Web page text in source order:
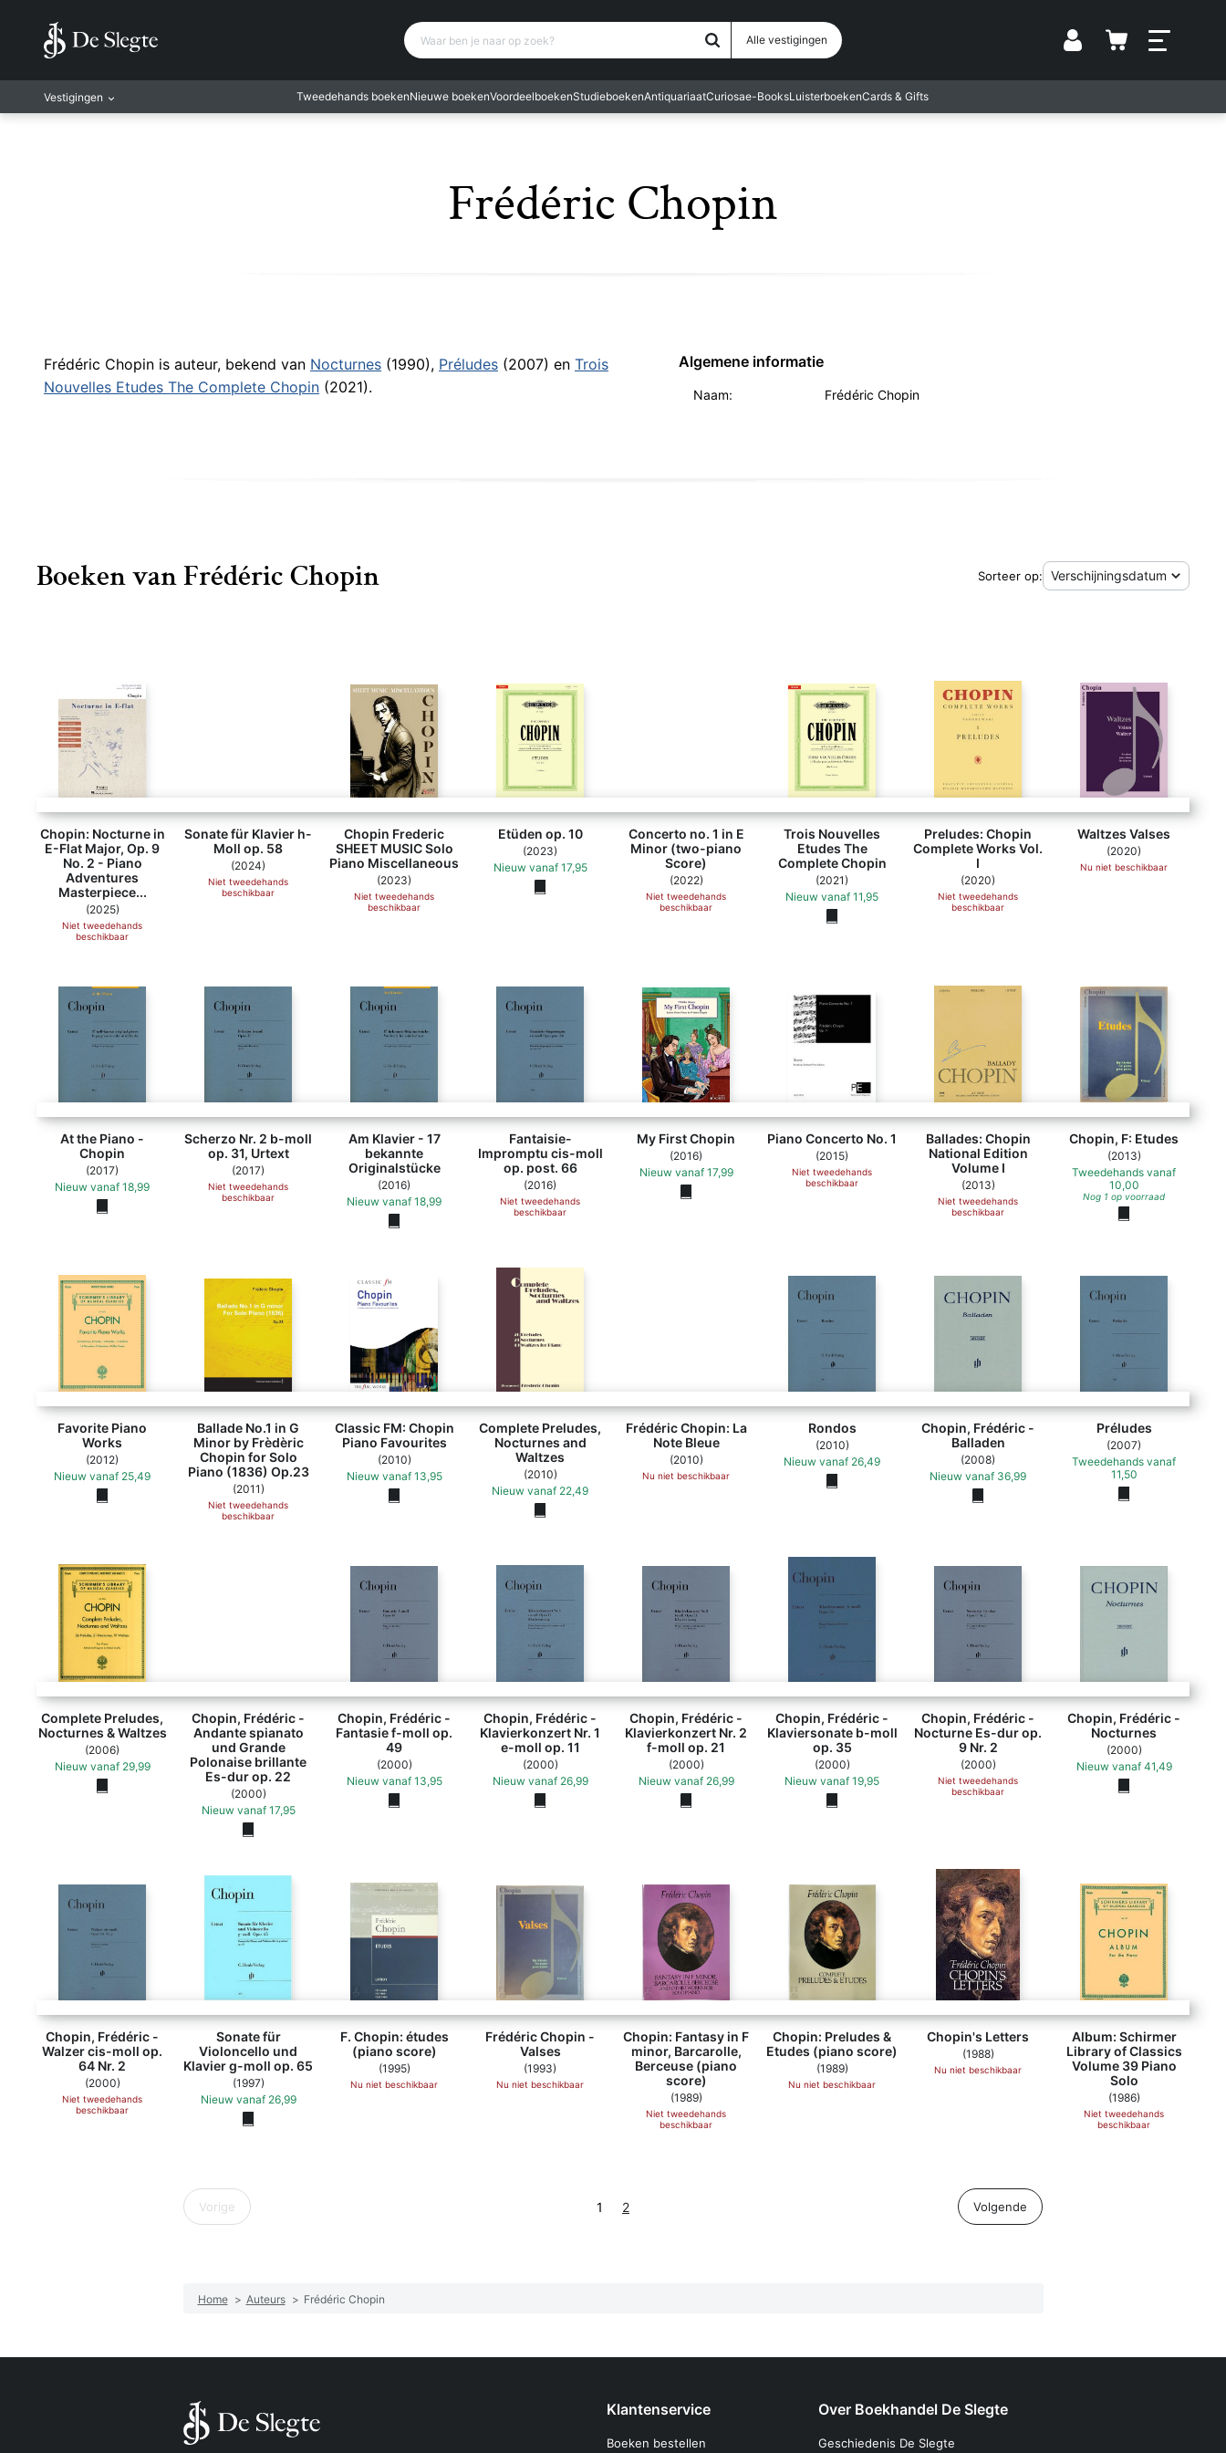
Alle vestigingen Vestiging
Waar ben je naar op zoek?
Tweedehands boekenNieuwe boekenVoordeelboekenStudieboekenAntiquariaatCuriosae-BooksLuisterboekenCards & Gifts
Vestigingen
Frédéric Chopin
Frédéric Chopin is auteur, bekend van Nocturnes (1990), Préludes (2007) en Trois
Nouvelles Etudes The Complete Chopin (2021).
Algemene informatie
Naam: Frédéric Chopin
Boeken van Frédéric Chopin Sorteer op:
Chopin: Nocturne in
E-Flat Major, Op. 9
No. 2 - Piano
Adventures
Masterpiece...
(2025)
Niet tweedehands
beschikbaar
Sonate für Klavier h-
Moll op. 58
(2024)
Niet tweedehands
beschikbaar
Chopin Frederic
SHEET MUSIC Solo
Piano Miscellaneous
(2023)
Niet tweedehands
beschikbaar
Etüden op. 10
(2023)
Nieuw vanaf 17,95
Concerto no. 1 in E
Minor (two-piano
Score)
(2022)
Niet tweedehands
beschikbaar
Trois Nouvelles
Etudes The
Complete Chopin
(2021)
Nieuw vanaf 11,95
Preludes: Chopin
Complete Works Vol.
I
(2020)
Niet tweedehands
beschikbaar
Waltzes Valses
(2020)
Nu niet beschikbaar
At the Piano -
Chopin
(2017)
Nieuw vanaf 18,99
Scherzo Nr. 2 b-moll
op. 31, Urtext
(2017)
Niet tweedehands
beschikbaar
Am Klavier - 17
bekannte
Originalstücke
(2016)
Nieuw vanaf 18,99
Fantaisie-
Impromptu cis-moll
op. post. 66
(2016)
Niet tweedehands
beschikbaar
My First Chopin
(2016)
Nieuw vanaf 17,99
Piano Concerto No. 1
(2015)
Niet tweedehands
beschikbaar
Ballades: Chopin
National Edition
Volume I
(2013)
Niet tweedehands
beschikbaar
Chopin, F: Etudes
(2013)
Tweedehands vanaf
10,00
Nog 1 op voorraad
Favorite Piano
Works
(2012)
Nieuw vanaf 25,49
Ballade No.1 in G
Minor by Frèdèric
Chopin for Solo
Piano (1836) Op.23
(2011)
Niet tweedehands
beschikbaar
Classic FM: Chopin
Piano Favourites
(2010)
Nieuw vanaf 13,95
Complete Preludes,
Nocturnes and
Waltzes
(2010)
Nieuw vanaf 22,49
Frédéric Chopin: La
Note Bleue
(2010)
Nu niet beschikbaar
Rondos
(2010)
Nieuw vanaf 26,49
Chopin, Frédéric -
Balladen
(2008)
Nieuw vanaf 36,99
Préludes
(2007)
Tweedehands vanaf
11,50
Complete Preludes,
Nocturnes & Waltzes
(2006)
Nieuw vanaf 29,99
Chopin, Frédéric -
Andante spianato
und Grande
Polonaise brillante
Es-dur op. 22
(2000)
Nieuw vanaf 17,95
Chopin, Frédéric -
Fantasie f-moll op.
49
(2000)
Nieuw vanaf 13,95
Chopin, Frédéric -
Klavierkonzert Nr. 1
e-moll op. 11
(2000)
Nieuw vanaf 26,99
Chopin, Frédéric -
Klavierkonzert Nr. 2
f-moll op. 21
(2000)
Nieuw vanaf 26,99
Chopin, Frédéric -
Klaviersonate b-moll
op. 35
(2000)
Nieuw vanaf 19,95
Chopin, Frédéric -
Nocturne Es-dur op.
9 Nr. 2
(2000)
Niet tweedehands
beschikbaar
Chopin, Frédéric -
Nocturnes
(2000)
Nieuw vanaf 41,49
Chopin, Frédéric -
Walzer cis-moll op.
64 Nr. 2
(2000)
Niet tweedehands
beschikbaar
Sonate für
Violoncello und
Klavier g-moll op. 65
(1997)
Nieuw vanaf 26,99
F. Chopin: études
(piano score)
(1995)
Nu niet beschikbaar
Frédéric Chopin -
Valses
(1993)
Nu niet beschikbaar
Chopin: Fantasy in F
minor, Barcarolle,
Berceuse (piano
score)
(1989)
Niet tweedehands
beschikbaar
Chopin: Preludes &
Etudes (piano score)
(1989)
Nu niet beschikbaar
Chopin's Letters
(1988)
Nu niet beschikbaar
Album: Schirmer
Library of Classics
Volume 39 Piano
Solo
(1986)
Niet tweedehands
beschikbaar
1 2
Vorige Volgende
Home > Auteurs > Frédéric Chopin
Klantenservice
Boeken bestellen
Over Boekhandel De Slegte
Geschiedenis De Slegte